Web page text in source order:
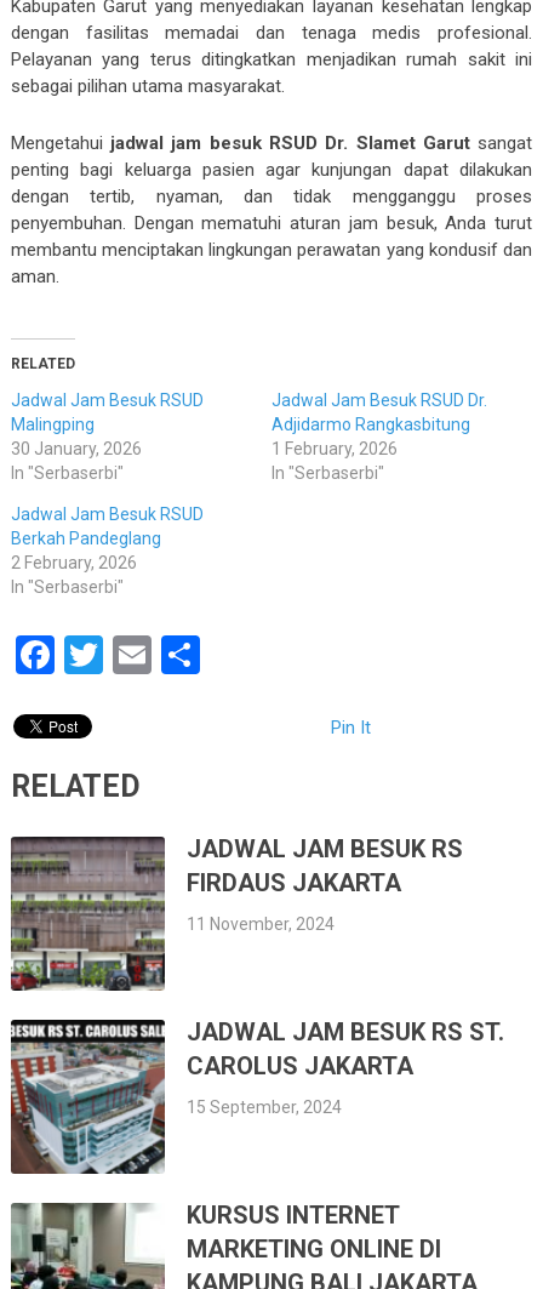
Kabupaten Garut yang menyediakan layanan kesehatan lengkap
dengan fasilitas memadai dan tenaga medis profesional.
Pelayanan yang terus ditingkatkan menjadikan rumah sakit ini
sebagai pilihan utama masyarakat.
Mengetahui jadwal jam besuk RSUD Dr. Slamet Garutsangat
penting bagi keluarga pasien agar kunjungan dapat dilakukan
dengan tertib, nyaman, dan tidak mengganggu proses
penyembuhan. Dengan mematuhi aturan jam besuk, Anda turut
membantu menciptakan lingkungan perawatan yang kondusif dan
aman.
RELATED
Jadwal Jam Besuk RSUD
Malingping
30 January, 2026
In "Serbaserbi"
Jadwal Jam Besuk RSUD Dr.
Adjidarmo Rangkasbitung
1 February, 2026
In "Serbaserbi"
Jadwal Jam Besuk RSUD
Berkah Pandeglang
2 February, 2026
In "Serbaserbi"
Facebook
Twitter
EmailShare
Pin It
RELATED
JADWAL JAM BESUK RS
FIRDAUS JAKARTA
11 November, 2024
JADWAL JAM BESUK RS ST.
CAROLUS JAKARTA
15 September, 2024
KURSUS INTERNET
MARKETING ONLINE DI